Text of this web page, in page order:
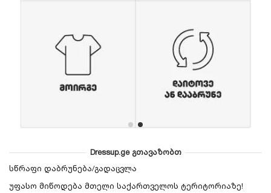
Dressup.ge გთავაზობთ
სწრაფი დაბრუნება/გადაცვლა
უფასო მიწოდება მთელი საქართველოს ტერიტორიაზე!